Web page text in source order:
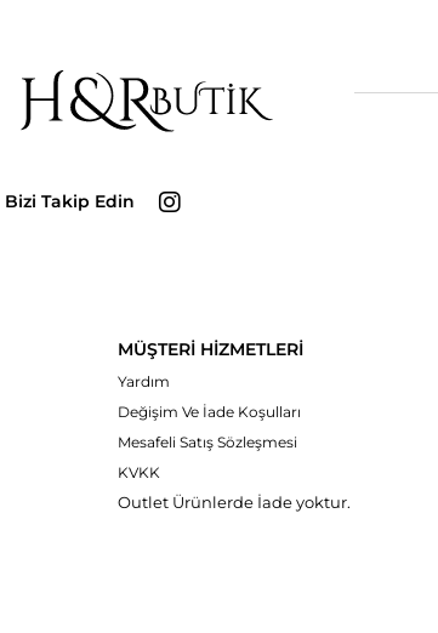
Bizi Takip Edin
MÜŞTERİ HİZMETLERİ
Yardım
Değişim Ve İade Koşulları
Mesafeli Satış Sözleşmesi
KVKK
Outlet Ürünlerde İade yoktur.